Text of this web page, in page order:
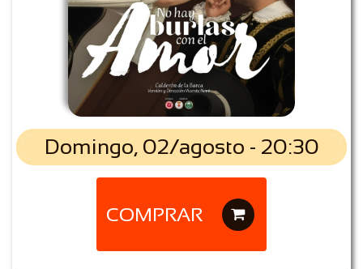
Domingo, 02/agosto - 20:30
COMPRAR 